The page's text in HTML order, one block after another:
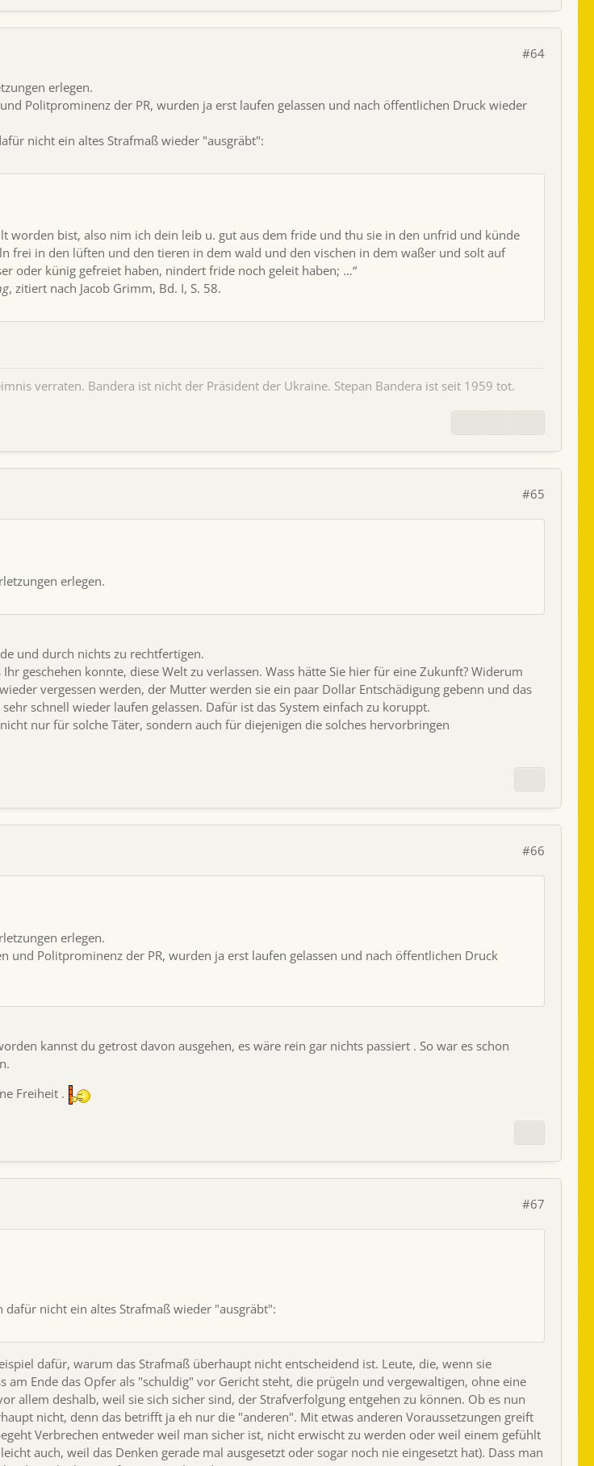
#64
erlegen.
Politprominenz der PR, wurden ja erst laufen gelassen und nach öffentlichen Druck wieder
nicht ein altes Strafmaß wieder "ausgräbt":
worden bist, also nim ich dein leib u. gut aus dem fride und thu sie in den unfrid und künde
frei in den lüften und den tieren in dem wald und den vischen in dem waßer und solt auf
oder künig gefreiet haben, nindert fride noch geleit haben; …“
, zitiert nach Jacob Grimm, Bd. I, S. 58.
verraten. Bandera ist nicht der Präsident der Ukraine. Stepan Bandera ist seit 1959 tot.
#65
erlegen.
und durch nichts zu rechtfertigen.
geschehen konnte, diese Welt zu verlassen. Wass hätte Sie hier für eine Zukunft? Widerum
vergessen werden, der Mutter werden sie ein paar Dollar Entschädigung gebenn und das
schnell wieder laufen gelassen. Dafür ist das System einfach zu koruppt.
nur für solche Täter, sondern auch für diejenigen die solches hervorbringen
#66
erlegen.
und Politprominenz der PR, wurden ja erst laufen gelassen und nach öffentlichen Druck
kannst du getrost davon ausgehen, es wäre rein gar nichts passiert . So war es schon
Freiheit .
#67
nicht ein altes Strafmaß wieder "ausgräbt":
dafür, warum das Strafmaß überhaupt nicht entscheidend ist. Leute, die, wenn sie
am Ende das Opfer als "schuldig" vor Gericht steht, die prügeln und vergewaltigen, ohne eine
allem deshalb, weil sie sich sicher sind, der Strafverfolgung entgehen zu können. Ob es nun
nicht, denn das betrifft ja eh nur die "anderen". Mit etwas anderen Voraussetzungen greift
Verbrechen entweder weil man sicher ist, nicht erwischt zu werden oder weil einem gefühlt
auch, weil das Denken gerade mal ausgesetzt oder sogar noch nie eingesetzt hat). Dass man